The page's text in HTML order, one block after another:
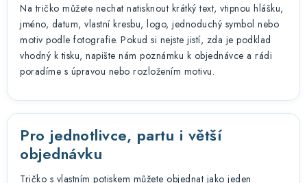
Na tričko můžete nechat natisknout krátký text, vtipnou hlášku,
jméno, datum, vlastní kresbu, logo, jednoduchý symbol nebo
motiv podle fotografie. Pokud si nejste jistí, zda je podklad
vhodný k tisku, napište nám poznámku k objednávce a rádi
poradíme s úpravou nebo rozložením motivu.
Pro jednotlivce, partu i větší
objednávku
Tričko s vlastním potiskem můžete objednat jako jeden